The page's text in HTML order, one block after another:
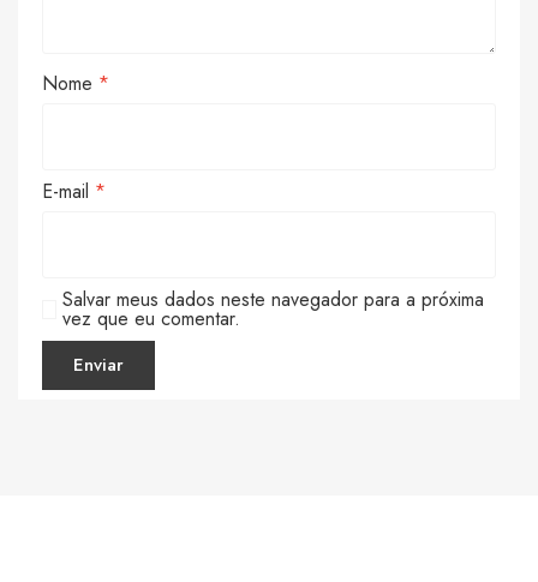
Nome *
E-mail *
Salvar meus dados neste navegador para a próxima
vez que eu comentar.